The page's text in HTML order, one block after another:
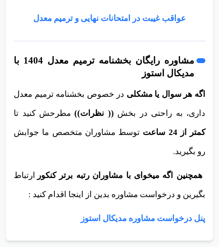
عواقب غیبت در امتحانات نهایی و ترمیم معدل
مشاوره رایگان بخشنامه ترمیم معدل 1404 با
مدیکال استوز
اگه هر سوال یا مشکلی در خصوص بخشنامه ترمیم معدل
داری، به راحتی در بخش (( نظرات))مطرحش کنید تا
کمتر از 24 ساعت توسط مشاوران متخصص ما جوابش
رو بگیرید.
همچنین اگه میخوای با مشاوران رتبه برتر کنکور ارتباط
بگیرین و درخواست مشاوره بدین از اینجا اقدام کنید :
پنل درخواست مشاوره مدیکال استوز